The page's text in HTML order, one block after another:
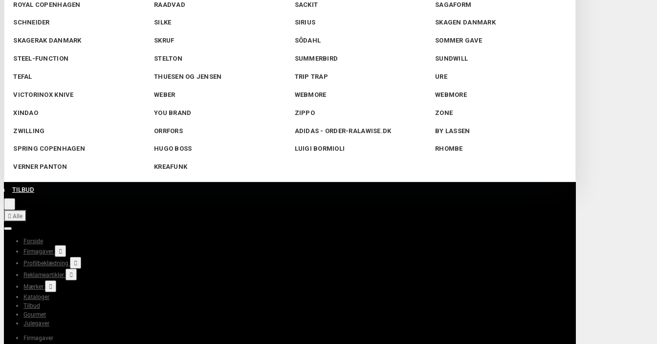
ROYAL COPENHAGEN RAADVAD SACKIT SAGAFORM
SCHNEIDER SILKE SIRIUS SKAGEN DANMARK
SKAGERAK DANMARK SKRUF SÔDAHL SOMMER GAVE
STEEL-FUNCTION STELTON SUMMERBIRD SUNDWILL
TEFAL THUESEN OG JENSEN TRIP TRAP URE
VICTORINOX KNIVE WEBER WEBMORE WEBMORE
XINDAO YOU BRAND ZIPPO ZONE
ZWILLING ORRFORS ADIDAS - ORDER-RALAWISE.DK BY LASSEN
SPRING COPENHAGEN HUGO BOSS LUIGI BORMIOLI RHOMBE
VERNER PANTON KREAFUNK
TILBUD
 Alle
Forside
Firmagaver

Profilbeklædning

Reklameartikler

Mærker

Kataloger
Tilbud
Gourmet
Julegaver
Firmagaver